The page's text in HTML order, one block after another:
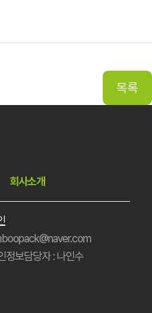
회사소개
정보담당자 : 나인수